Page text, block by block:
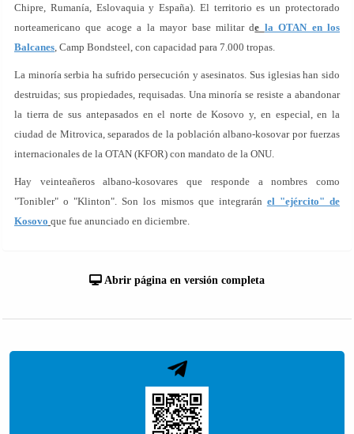
Chipre, Rumanía, Eslovaquia y España). El territorio es un protectorado
norteamericano que acoge a la mayor base militar de la OTAN en los
Balcanes, Camp Bondsteel, con capacidad para 7.000 tropas.
La minoría serbia ha sufrido persecución y asesinatos. Sus iglesias han sido
destruidas; sus propiedades, requisadas. Una minoría se resiste a abandonar
la tierra de sus antepasados en el norte de Kosovo y, en especial, en la
ciudad de Mitrovica, separados de la población albano-kosovar por fuerzas
internacionales de la OTAN (KFOR) con mandato de la ONU.
Hay veinteañeros albano-kosovares que responde a nombres como
"Tonibler" o "Klinton". Son los mismos que integrarán el "ejército" de
Kosovo que fue anunciado en diciembre.
Abrir página en versión completa